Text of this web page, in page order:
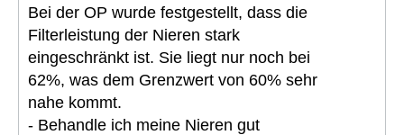
Bei der OP wurde festgestellt, dass die
Filterleistung der Nieren stark
eingeschränkt ist. Sie liegt nur noch bei
62%, was dem Grenzwert von 60% sehr
nahe kommt.
- Behandle ich meine Nieren gut